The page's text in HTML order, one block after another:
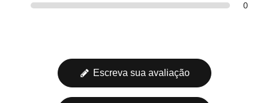
0
Escreva sua avaliação